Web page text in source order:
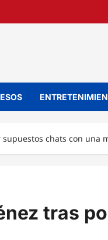
chats con una
tras